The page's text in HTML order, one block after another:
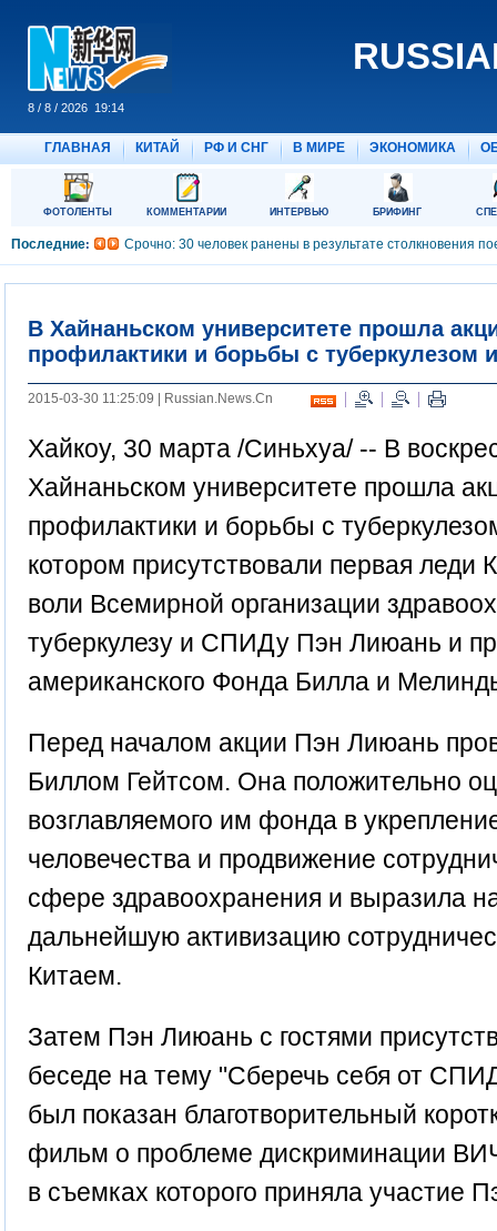
В Хайнаньском университете прошла
профилактики и борьбы с туберкулезом
2015-03-30 11:25:09 | Russian.News.Cn
Хайкоу, 30 марта /Синьхуа/ -- В
Хайнаньском университете прошла
профилактики и борьбы с
котором присутствовали первая леди
воли Всемирной организации
туберкулезу и СПИДу Пэн Лиюань и
американского Фонда Билла и
Перед началом акции Пэн Лиюань
Биллом Гейтсом. Она положительно
возглавляемого им фонда в
человечества и продвижение
сфере здравоохранения и выразила
дальнейшую активизацию
Китаем.
Затем Пэн Лиюань с гостями
беседе на тему "Сберечь себя от
был показан благотворительный
фильм о проблеме дискриминации
в съемках которого приняла участие